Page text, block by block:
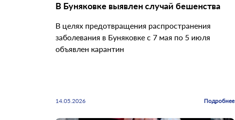
В Буняковке выявлен случай бешенства
В целях предотвращения распространения
заболевания в Буняковке с 7 мая по 5 июля
объявлен карантин
14.05.2026 Подробнее